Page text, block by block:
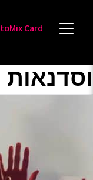
toMix Card